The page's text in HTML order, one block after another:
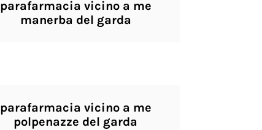
parafarmacia vicino a me
manerba del garda
parafarmacia vicino a me
polpenazze del garda